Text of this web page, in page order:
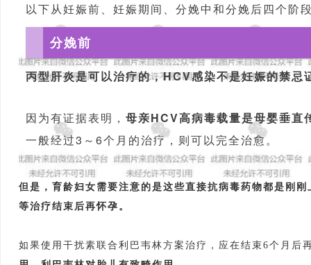
以下从妊娠前、妊娠期间、分娩中和分娩后四个阶
分娩前
丙型肝炎是可以治疗的，HCV感染不是妊娠的禁
因为有证据表明， 母亲HCV高病毒载量是母婴垂直
一般经过3～6个月的治疗，则可以完全治愈。
但是，育龄妇女需要注意的是这些直接抗病毒药物都是刚
等治疗结束后再怀孕。
如果使用干扰素联合利巴韦林方案治疗，应在结束6个月后